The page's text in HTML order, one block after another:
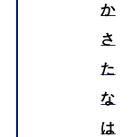
か
さ
た
な
は